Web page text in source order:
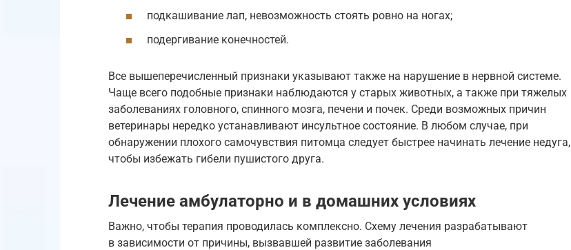
подкашивание лап, невозможность стоять ровно на ногах;
подергивание конечностей.
Все вышеперечисленный признаки указывают также на нарушение в нервной системе.
Чаще всего подобные признаки наблюдаются у старых животных, а также при тяжелых
заболеваниях головного, спинного мозга, печени и почек. Среди возможных причин
ветеринары нередко устанавливают инсультное состояние. В любом случае, при
обнаружении плохого самочувствия питомца следует быстрее начинать лечение недуга,
чтобы избежать гибели пушистого друга.
Лечение амбулаторно и в домашних условиях
Важно, чтобы терапия проводилась комплексно. Схему лечения разрабатывают
в зависимости от причины, вызвавшей развитие заболевания